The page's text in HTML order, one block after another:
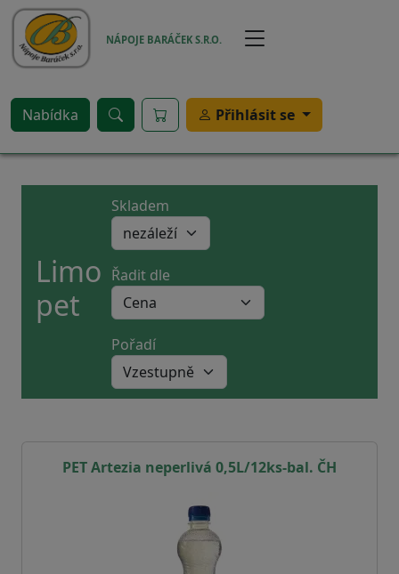
Přejít k hlavnímu obsahu
NÁPOJE BARÁČEK S.R.O.
Nabídka Přihlásit se
Limo
pet
Skladem
Řadit dle
Pořadí
PET Artezia neperlivá 0,5L/12ks-bal. ČH